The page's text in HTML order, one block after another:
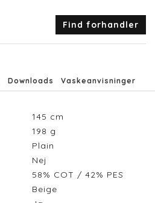
Find forhandler
Downloads Vaskeanvisninger
145 cm
198 g
Plain
Nej
58% COT / 42% PES
Beige